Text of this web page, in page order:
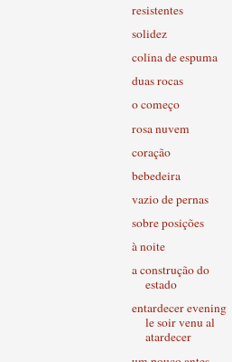
resistentes
solidez
colina de espuma
duas rocas
o começo
rosa nuvem
coração
bebedeira
vazio de pernas
sobre posições
à noite
a construção do
estado
entardecer evening
le soir venu al
atardecer